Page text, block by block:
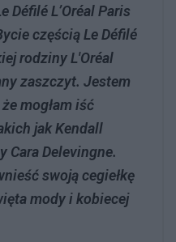
Défilé L’Oréal Paris
częścią Le Défilé
rodziny L'Oréal
zaszczyt. Jestem
mogłam iść
jak Kendall
Cara Delevingne.
swoją cegiełkę
mody i kobiecej